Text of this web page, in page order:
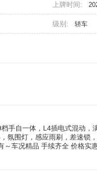
上牌时间:
级别: 轿车
手自一体，L4插电式混动，
氛围灯，感应雨刷，差速锁
车况精品 手续齐全 价格实